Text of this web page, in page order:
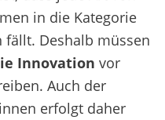
in die Kategorie
fällt. Deshalb müssen
Innovation vor
Auch der
erfolgt daher